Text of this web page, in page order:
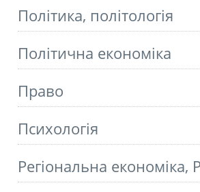
Політика, політологія
Політична економіка
Право
Психологія
Регіональна економіка,